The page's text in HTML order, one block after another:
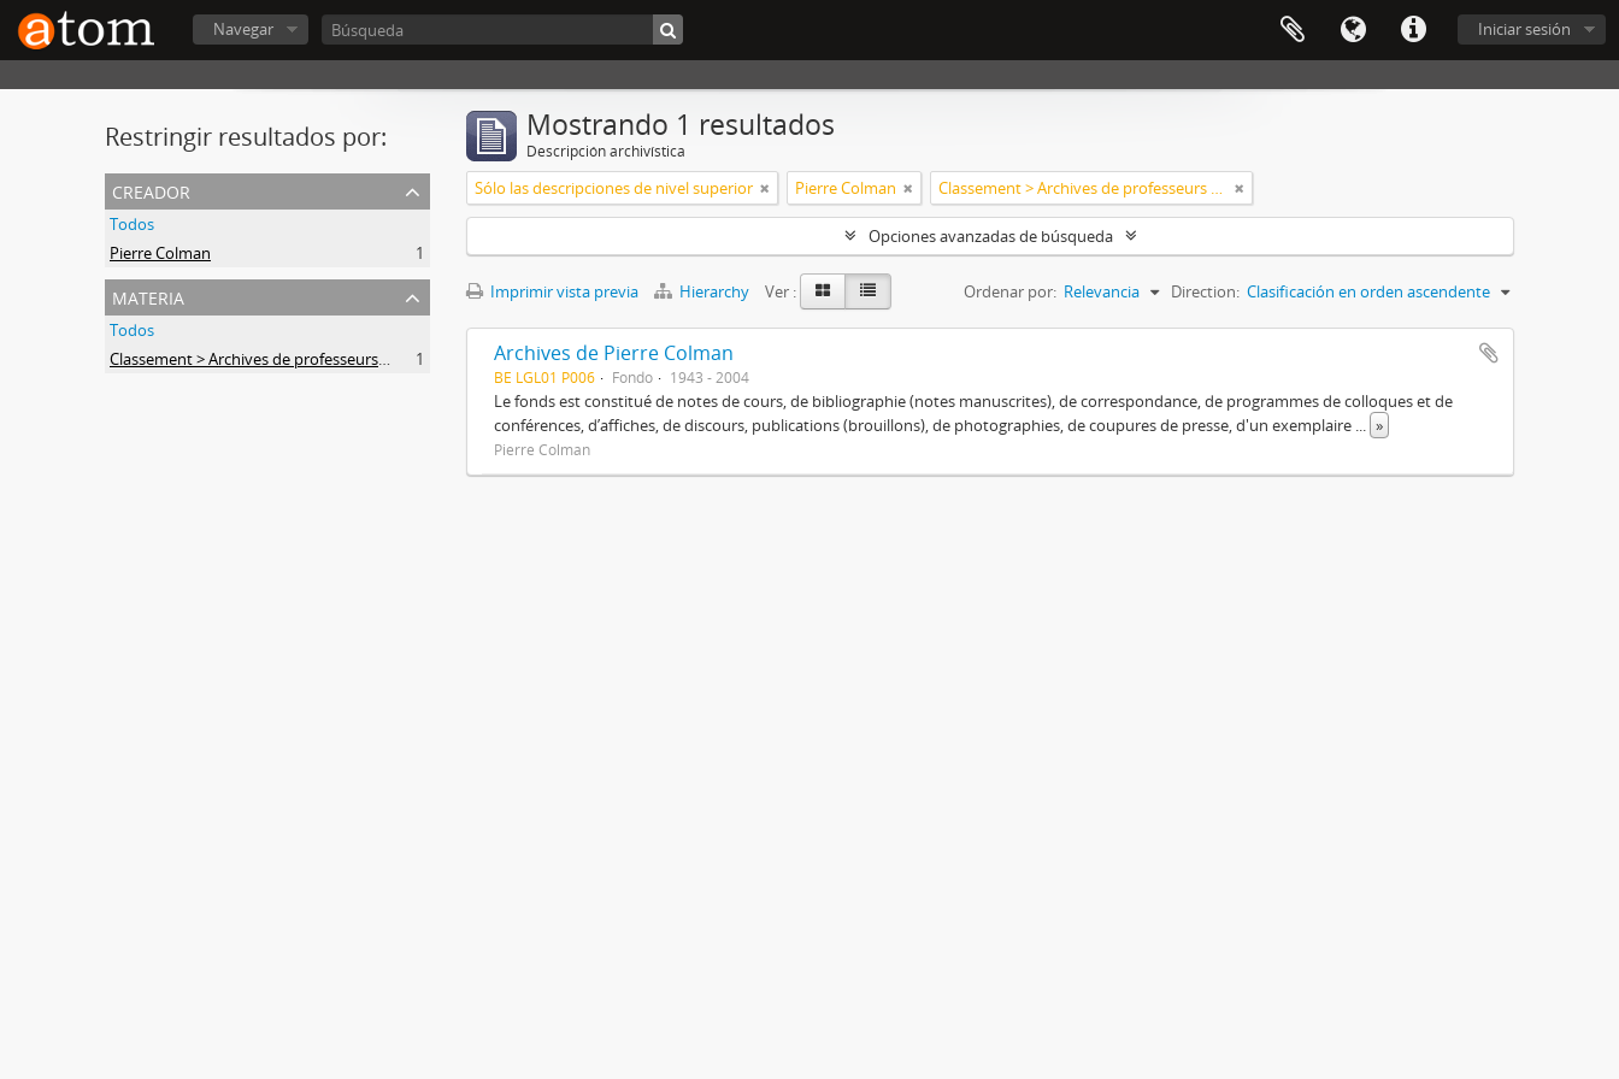
Iniciar sesión
Navegar
Restringir resultados por:
creador
Todos
Pierre Colman
1
materia
Todos
Classement > Archives de professeurs et chercheurs
1
Mostrando 1 resultados
Descripción archivística
Sólo las descripciones de nivel superior Pierre Colman Classement > Archives de professeurs et chercheurs
Opciones avanzadas de búsqueda
Imprimir vista previa Hierarchy Ver : Ordenar por: Relevancia Direction: Clasificación en orden ascendente
Archives de Pierre Colman
BE LGL01 P006 Fondo 1943 - 2004
Le fonds est constitué de notes de cours, de bibliographie (notes manuscrites), de correspondance, de programmes de colloques et de
conférences, d’affiches, de discours, publications (brouillons), de photographies, de coupures de presse, d'un exemplaire ... »
Pierre Colman